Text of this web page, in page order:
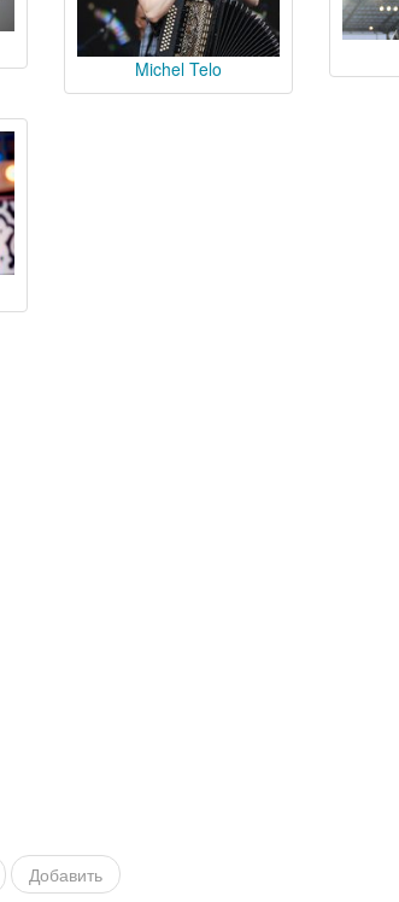
Michel Telo
Добавить